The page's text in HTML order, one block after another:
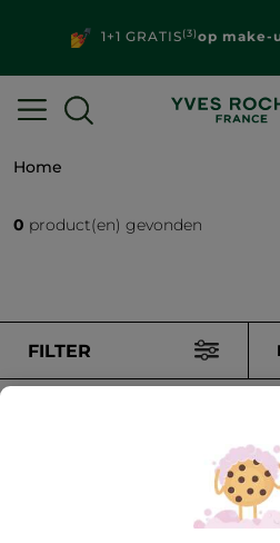
1+1 GRATIS(3)op make-
Home
0 product(en) gevonden
FILTER